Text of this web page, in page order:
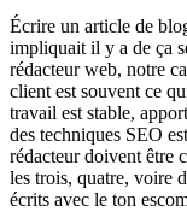
Écrire un article de
impliquait il y a de ça
rédacteur web, notre
client est souvent ce
travail est stable,
des techniques SEO
rédacteur doivent être
les trois, quatre, voire
écrits avec le ton